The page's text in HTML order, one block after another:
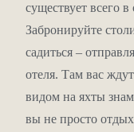
пилатес,
бокс – спорт на
SUP-серфинг,
катамараны,
Детям –
существует всего
Забронируйте
садиться –
отеля. Там вас
видом на яхты
вы не просто